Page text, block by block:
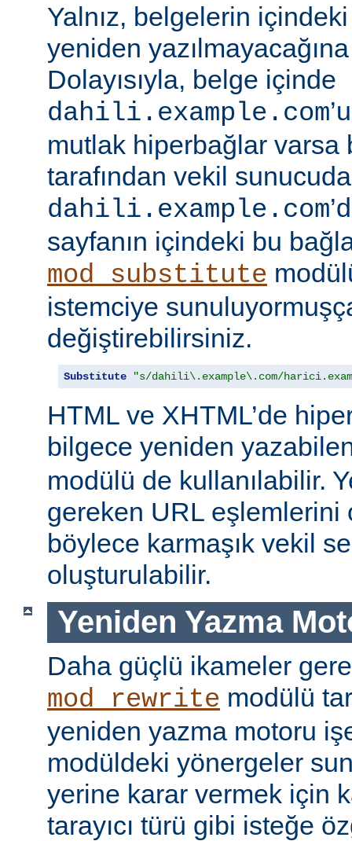
Yalnız, belgelerin
yeniden
Dolayısıyla, belge içinde
dahili.example.com
mutlak hiperbağlar varsa
tarafından vekil
dahili.example.com
sayfanın içindeki bu
mod_substitute
istemciye
değiştirebilirsiniz.
Substitute "s/dahili\.example\.com/
HTML ve XHTML’de
bilgece yeniden
modülü de kullanılabilir.
gereken URL eşlemlerini
böylece karmaşık vekil
oluşturulabilir.
Yeniden Yazma
Daha güçlü ikameler
mod_rewrite modülü
yeniden yazma motoru
modüldeki yönergeler
yerine karar vermek için
tarayıcı türü gibi isteğe